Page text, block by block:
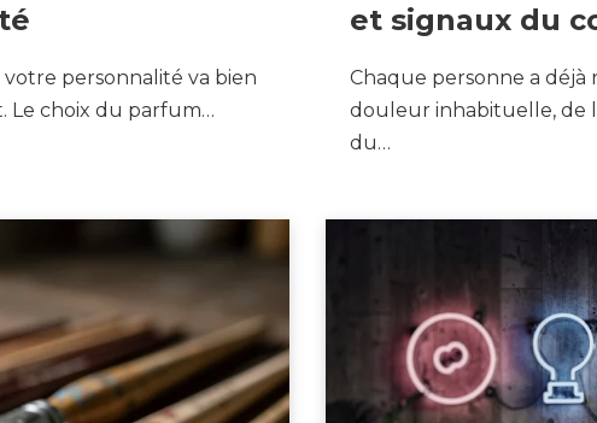
personnalité va bien
Le choix du parfum…
et signaux du
Chaque personne a
douleur inhabituelle, de
du…